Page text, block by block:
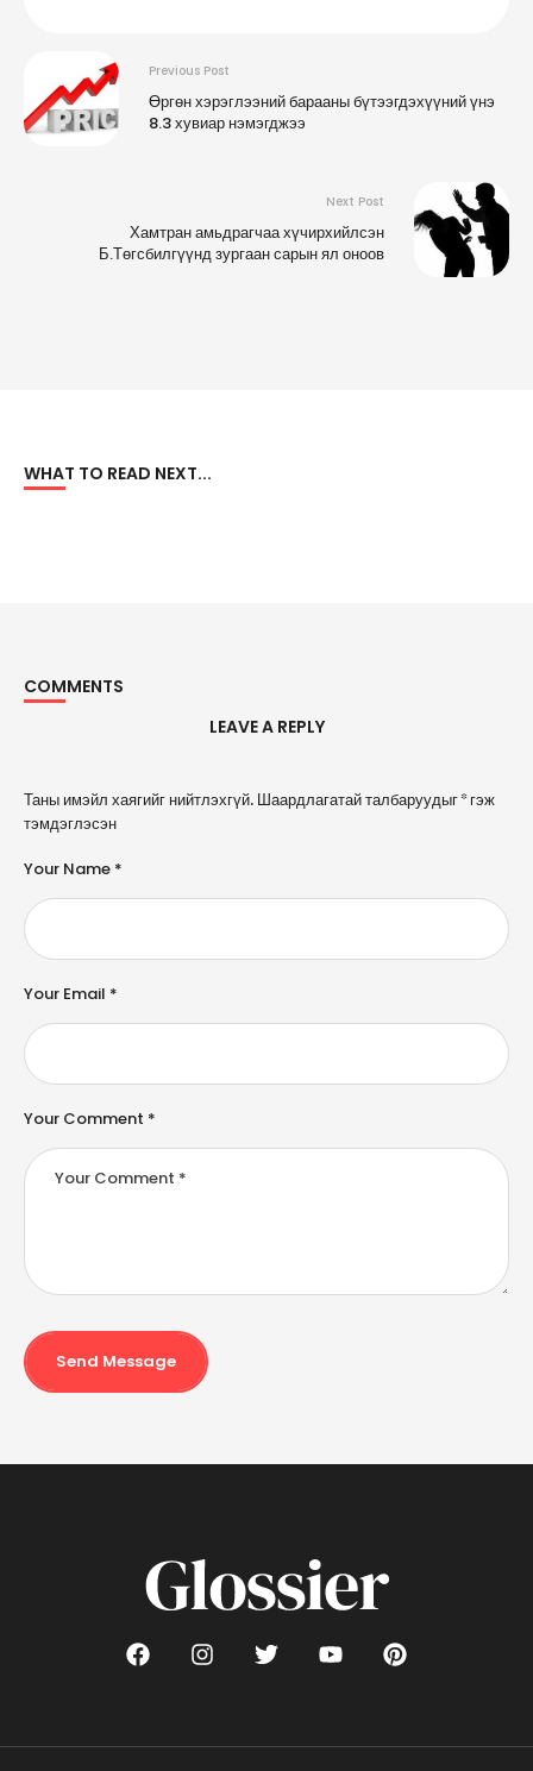
Previous Post
Өргөн хэрэглээний барааны бүтээгдэхүүний үнэ
8.3 хувиар нэмэгджээ
Next Post
Хамтран амьдрагчаа хүчирхийлсэн
Б.Төгсбилгүүнд зургаан сарын ял оноов
WHAT TO READ NEXT...
COMMENTS
LEAVE A REPLY
Таны имэйл хаягийг нийтлэхгүй. Шаардлагатай талбаруудыг*гэж
тэмдэглэсэн
Your Comment *
Your Name *
Your Email *
Send Message
A
l
e
n
a
ti
e